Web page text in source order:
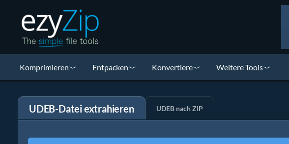
Komprimieren Entpacken Konvertiere Weitere Tools
UDEB-Datei extrahieren UDEB nach ZIP